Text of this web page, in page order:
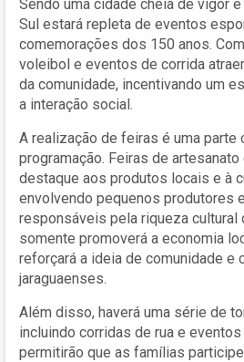
Sendo uma cidade cheia de vigor
Sul estará repleta de eventos
comemorações dos 150 anos.
voleibol e eventos de corrida
da comunidade, incentivando um
a interação social.
A realização de feiras é uma parte
programação. Feiras de
destaque aos produtos locais e à
envolvendo pequenos produtores
responsáveis pela riqueza cultural
somente promoverá a economia
reforçará a ideia de comunidade e
jaraguaenses.
Além disso, haverá uma série de
incluindo corridas de rua e
permitirão que as famílias